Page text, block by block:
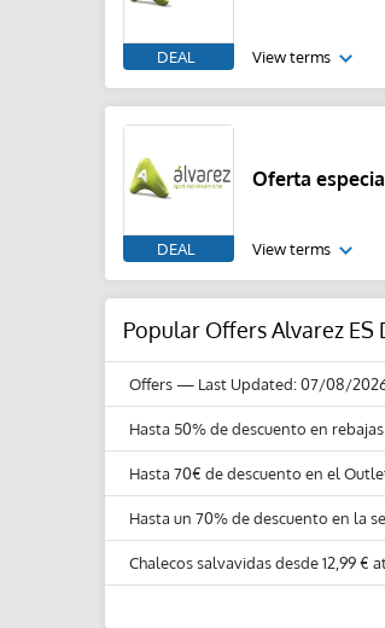
DEAL View terms
DEAL
Oferta
View terms
Popular Offers Alvarez ES
Offers— Last Updated: 07/08/
Hasta 50% de descuento en
Hasta 70€ de descuento en el
Hasta un 70% de descuento en la
Chalecos salvavidas desde 12,99 €